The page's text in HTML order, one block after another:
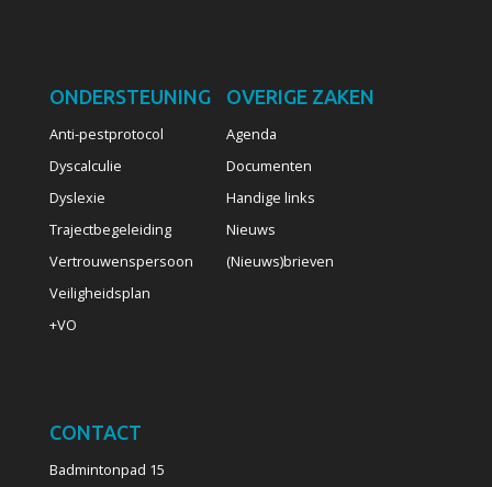
ONDERSTEUNING
Anti-pestprotocol
Dyscalculie
Dyslexie
Trajectbegeleiding
Vertrouwenspersoon
Veiligheidsplan
+VO
OVERIGE ZAKEN
Agenda
Documenten
Handige links
Nieuws
(Nieuws)brieven
CONTACT
Badmintonpad 15